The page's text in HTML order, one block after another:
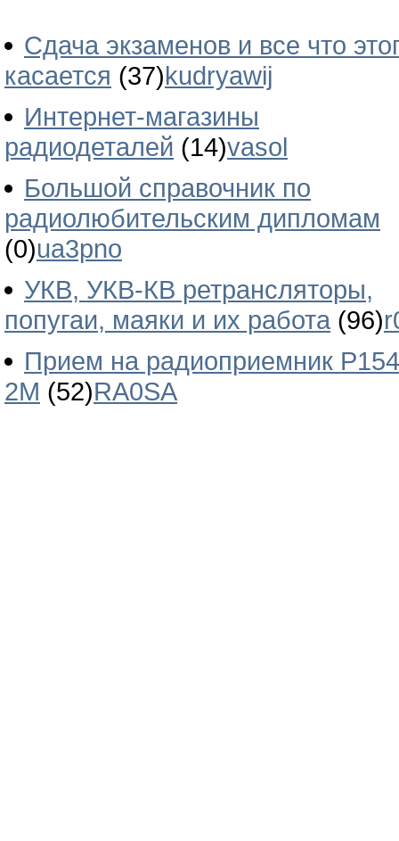
Сдача экзаменов и все что
касается (37)kudryawij
Интернет-магазины
радиодеталей (14)vasol
Большой справочник по
радиолюбительским дипломам
(0)ua3pno
УКВ, УКВ-КВ ретрансляторы,
попугаи, маяки и их работа (96)
Прием на радиоприемник
2М (52)RA0SA